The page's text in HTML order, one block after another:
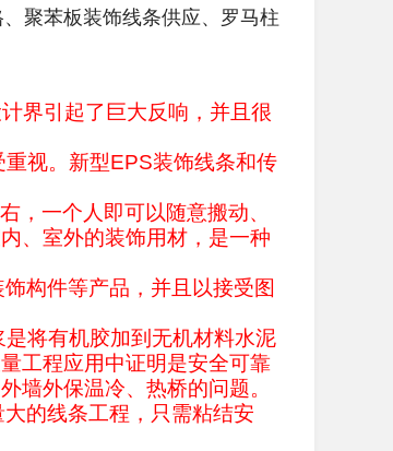
聚苯板装饰线条供应、罗马柱
界引起了巨大反响，并且很
视。新型EPS装饰线条和传
，一个人即可以随意搬动、
、室外的装饰用材，是一种
构件等产品，并且以接受图
将有机胶加到无机材料水泥
工程应用中证明是安全可靠
墙外保温冷、热桥的问题。
的线条工程，只需粘结安